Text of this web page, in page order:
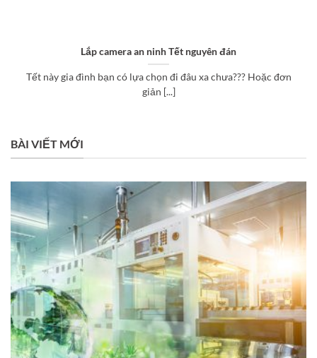
Lắp camera an ninh Tết nguyên đán
Tết này gia đình bạn có lựa chọn đi đâu xa chưa??? Hoặc đơn
giản [...]
BÀI VIẾT MỚI